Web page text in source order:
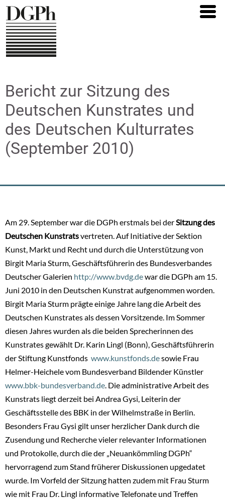
Direkt
zum
Inhalt
Bericht zur Sitzung des
Deutschen Kunstrates und
des Deutschen Kulturrates
(September 2010)
Am 29. September war die DGPh erstmals bei derSitzung des
Deutschen Kunstratsvertreten. Auf Initiative der Sektion
Kunst, Markt und Recht und durch die Unterstützung von
Birgit Maria Sturm, Geschäftsführerin des Bundesverbandes
Deutscher Galerien http://www.bvdg.dewar die DGPh am 15.
Juni 2010 in den Deutschen Kunstrat aufgenommen worden.
Birgit Maria Sturm prägte einige Jahre lang die Arbeit des
Deutschen Kunstrates als dessen Vorsitzende. Im Sommer
diesen Jahres wurden als die beiden Sprecherinnen des
Kunstrates gewählt Dr. Karin Lingl (Bonn), Geschäftsführerin
der Stiftung Kunstfonds www.kunstfonds.desowie Frau
Helmer-Heichele vom Bundesverband Bildender Künstler
www.bbk-bundesverband.de . Die administrative Arbeit des
Kunstrats liegt derzeit bei Andrea Gysi, Leiterin der
Geschäftsstelle des BBK in der Wilhelmstraße in Berlin.
Besonders Frau Gysi gilt unser herzlicher Dank durch die
Zusendung und Recherche vieler relevanter Informationen
und Protokolle, durch die der „Neuankömmling DGPh“
hervorragend zum Stand früherer Diskussionen upgedatet
wurde. Im Vorfeld der Sitzung hatten zudem mit Frau Sturm
wie mit Frau Dr. Lingl informative Telefonate und Treffen